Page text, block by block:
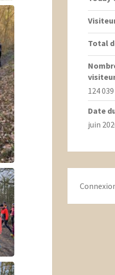
Total
124 039
Date
juin